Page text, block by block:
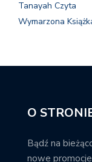
Tanayah Czyta
Wymarzona
O
Bądź na
nowe